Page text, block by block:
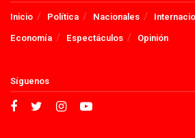
Inicio
Política Nacionales
Economía
Espectáculos Opinión
Síguenos